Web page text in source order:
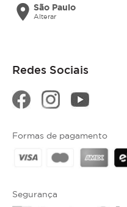
location_on São Paulo
Alterar
Redes Sociais
Segurança
Formas de pagamento